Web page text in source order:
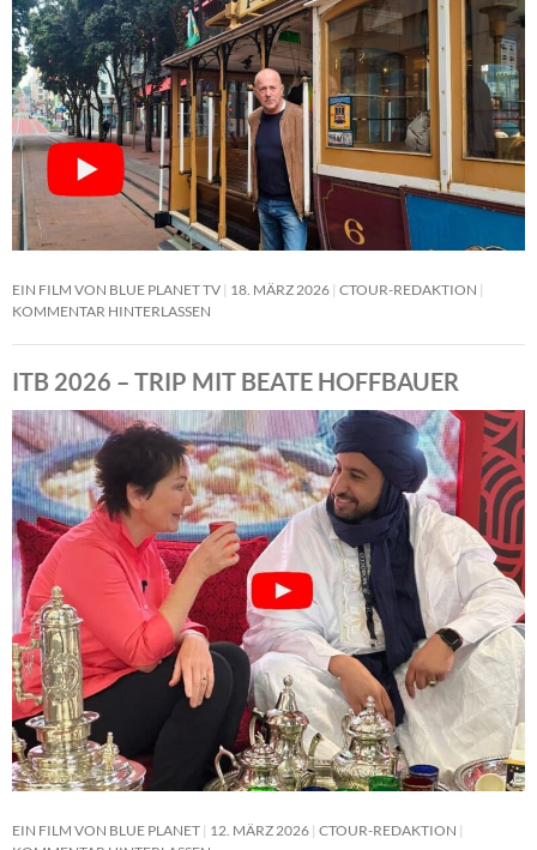
EIN FILM VON BLUE PLANET TV 18. MÄRZ 2026 CTOUR-REDAKTION
KOMMENTAR HINTERLASSEN
ITB 2026 – TRIP MIT BEATE HOFFBAUER
EIN FILM VON BLUE PLANET 12. MÄRZ 2026 CTOUR-REDAKTION